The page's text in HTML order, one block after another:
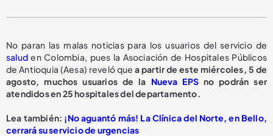
No paran las malas noticias para los usuarios del servicio de
salud en Colombia, pues la Asociación de Hospitales Públicos
de Antioquia (Aesa) reveló quea partir de este miércoles, 5 de
agosto,
muchos usuarios de la Nueva EPS no podrán ser
atendidos en 25 hospitales del departamento.
Lea también: ¡No aguantó más! La Clínica del Norte, en Bello,
cerrará su servicio de urgencias